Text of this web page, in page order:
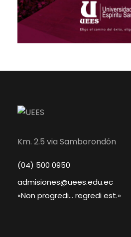
Km. 2.5 via Samborondón
(04) 500 0950
admisiones@uees.edu.ec
«Non progredi... regredi est.»